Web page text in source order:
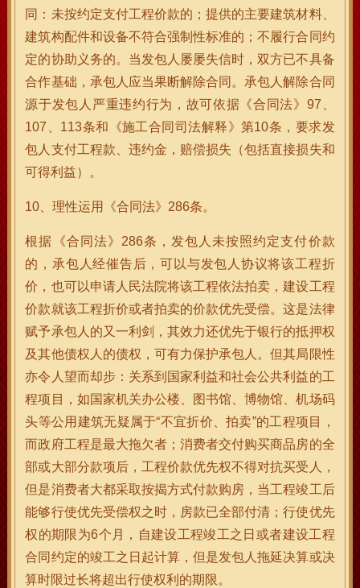
同：未按约定支付工程价款的；提供的主要建筑材料、
建筑构配件和设备不符合强制性标准的；不履行合同约
定的协助义务的。当发包人屡屡失信时，双方已不具备
合作基础，承包人应当果断解除合同。承包人解除合同
源于发包人严重违约行为，故可依据《合同法》97、
107、113条和《施工合同司法解释》第10条，要求发
包人支付工程款、违约金，赔偿损失（包括直接损失和
可得利益）。
10、理性运用《合同法》286条。
根据《合同法》286条，发包人未按照约定支付价款
的，承包人经催告后，可以与发包人协议将该工程折
价，也可以申请人民法院将该工程依法拍卖，建设工程
价款就该工程折价或者拍卖的价款优先受偿。这是法律
赋予承包人的又一利剑，其效力还优先于银行的抵押权
及其他债权人的债权，可有力保护承包人。但其局限性
亦令人望而却步：关系到国家利益和社会公共利益的工
程项目，如国家机关办公楼、图书馆、博物馆、机场码
头等公用建筑无疑属于“不宜折价、拍卖”的工程项目，
而政府工程是最大拖欠者；消费者交付购买商品房的全
部或大部分款项后，工程价款优先权不得对抗买受人，
但是消费者大都采取按揭方式付款购房，当工程竣工后
能够行使优先受偿权之时，房款已全部付清；行使优先
权的期限为6个月，自建设工程竣工之日或者建设工程
合同约定的竣工之日起计算，但是发包人拖延决算或决
算时限过长将超出行使权利的期限。